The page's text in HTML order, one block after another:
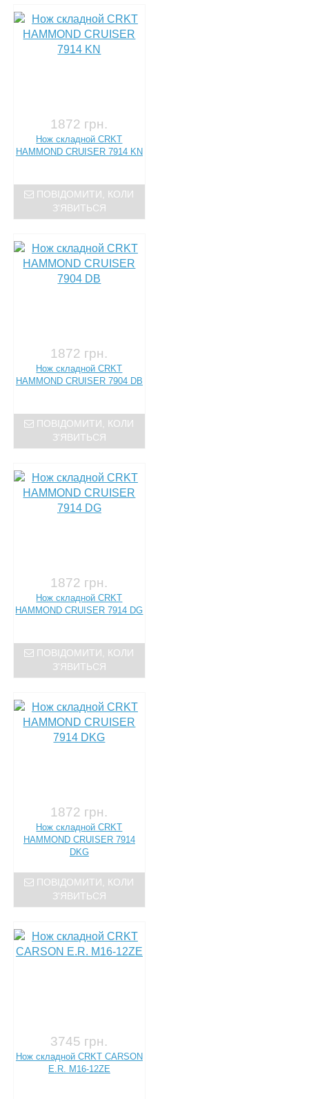
1872 грн.
Нож складной CRKT
HAMMOND CRUISER 7914 KN
ПОВІДОМИТИ, КОЛИ
З'ЯВИТЬСЯ
1872 грн.
Нож складной CRKT
HAMMOND CRUISER 7904 DB
ПОВІДОМИТИ, КОЛИ
З'ЯВИТЬСЯ
1872 грн.
Нож складной CRKT
HAMMOND CRUISER 7914 DG
ПОВІДОМИТИ, КОЛИ
З'ЯВИТЬСЯ
1872 грн.
Нож складной CRKT
HAMMOND CRUISER 7914
DKG
ПОВІДОМИТИ, КОЛИ
З'ЯВИТЬСЯ
3745 грн.
Нож складной CRKT CARSON
E.R. M16-12ZE